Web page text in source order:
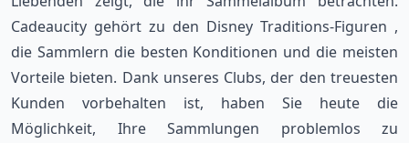
Cadeaucity gehört zu den Disney Traditions-Figuren ,
die Sammlern die besten Konditionen und die meisten
Vorteile bieten. Dank unseres Clubs, der den treuesten
Kunden vorbehalten ist, haben Sie heute die
Möglichkeit, Ihre Sammlungen problemlos zu